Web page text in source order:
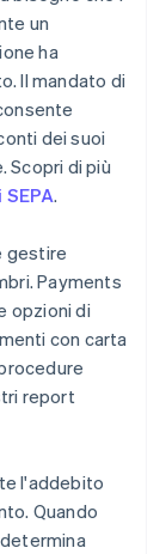
un
ha
Il mandato di
dei suoi
Scopri di più
.
gestire
Payments
opzioni di
con carta
report
l'addebito
Quando